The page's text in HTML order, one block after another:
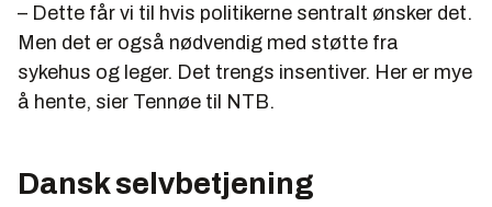
– Dette får vi til hvis politikerne sentralt ønsker det.
Men det er også nødvendig med støtte fra
sykehus og leger. Det trengs insentiver. Her er mye
å hente, sier Tennøe til NTB.
Dansk selvbetjening